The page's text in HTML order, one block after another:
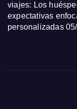
viajes: Los
expectativas
personalizadas